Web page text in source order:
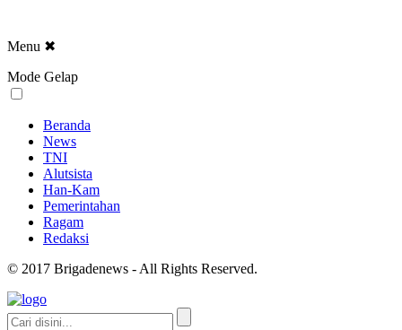
Menu ✖
Mode Gelap
Beranda
News
TNI
Alutsista
Han-Kam
Pemerintahan
Ragam
Redaksi
© 2017 Brigadenews - All Rights Reserved.